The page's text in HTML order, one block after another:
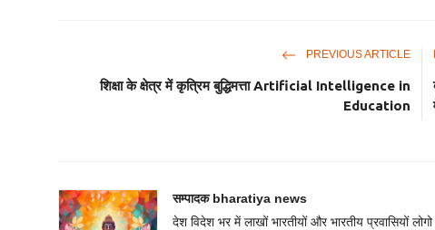
PREVIOUS ARTICLE
शिक्षा के क्षेत्र में कृत्रिम बुद्धिमत्ता Artificial Intelligence in
Education
सम्पादक bharatiya news
देश विदेश भर में लाखों भारतीयों और भारतीय प्रवासियों